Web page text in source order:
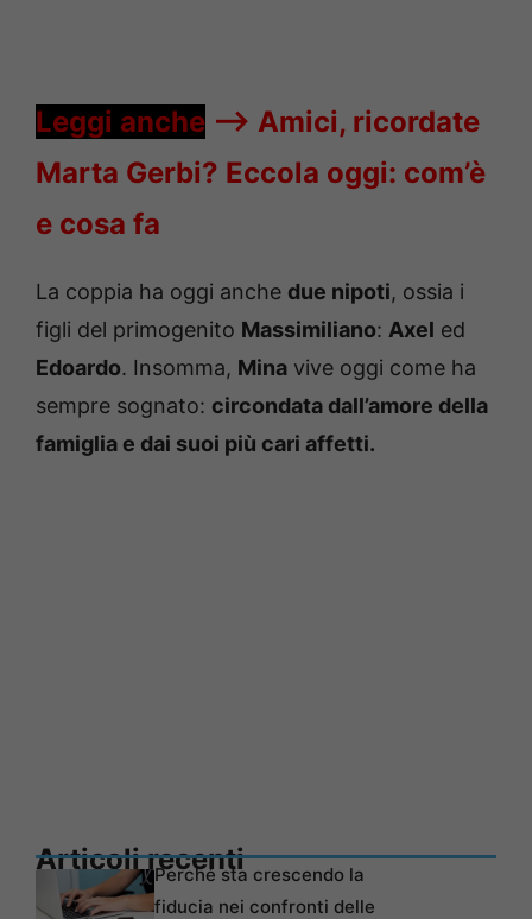
Leggi anche —-> Amici, ricordate
Marta Gerbi? Eccola oggi: com’è
e cosa fa
La coppia ha oggi anche due nipoti, ossia i
figli del primogenito Massimiliano: Axel ed
Edoardo. Insomma, Mina vive oggi come ha
sempre sognato: circondata dall’amore della
famiglia e dai suoi più cari affetti.
Articoli recentiPerché sta crescendo la
fiducia nei confronti delle